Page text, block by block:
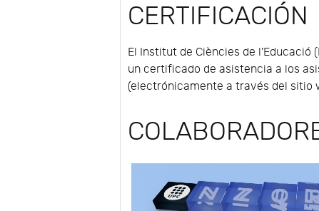
CERTIFICACIÓN
El Institut de Ciències de l'Educació
un certificado de asistencia a los
(electrónicamente a través del sitio